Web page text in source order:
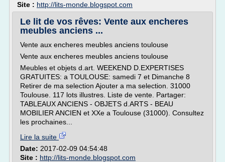
Site : http://lits-monde.blogspot.com
Le lit de vos rêves: Vente aux encheres
meubles anciens ...
Vente aux encheres meubles anciens toulouse
Vente aux encheres meubles anciens toulouse
Meubles et objets d.art. WEEKEND D.EXPERTISES
GRATUITES: a TOULOUSE: samedi 7 et Dimanche 8
Retirer de ma selection Ajouter a ma selection. 31000
Toulouse. 117 lots illustres. Liste de vente. Partager:
TABLEAUX ANCIENS - OBJETS d.ARTS - BEAU
MOBILIER ANCIEN et XXe a Toulouse (31000). Consultez
les prochaines...
Lire la suite
Date: 2017-02-09 04:54:48
Site : http://lits-monde.blogspot.com